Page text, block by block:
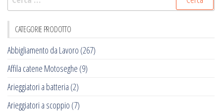
per:
CATEGORIE PRODOTTO
Abbigliamento da Lavoro (267)
Affila catene Motoseghe (9)
Arieggiatori a batteria (2)
Arieggiatori a scoppio (7)